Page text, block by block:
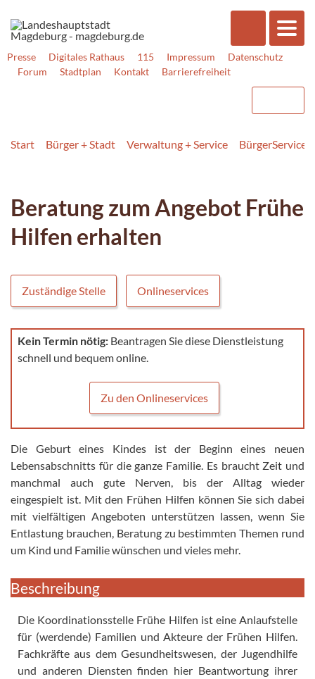
Presse Digitales Rathaus 115 Impressum
Datenschutz
Forum
Stadtplan Kontakt Barrierefreiheit
Start Bürger + Stadt Verwaltung + Service BürgerService
Beratung zum Angebot Frühe
Hilfen erhalten
Zuständige Stelle Onlineservices
Kein Termin nötig: Beantragen Sie diese Dienstleistung
schnell und bequem online.
Zu den Onlineservices
Die Geburt eines Kindes ist der Beginn eines neuen
Lebensabschnitts für die ganze Familie. Es braucht Zeit und
manchmal auch gute Nerven, bis der Alltag wieder
eingespielt ist. Mit den Frühen Hilfen können Sie sich dabei
mit vielfältigen Angeboten unterstützen lassen, wenn Sie
Entlastung brauchen, Beratung zu bestimmten Themen rund
um Kind und Familie wünschen und vieles mehr.
Beschreibung
Die Koordinationsstelle Frühe Hilfen ist eine Anlaufstelle
für (werdende) Familien und Akteure der Frühen Hilfen.
Fachkräfte aus dem Gesundheitswesen, der Jugendhilfe
und anderen Diensten finden hier Beantwortung ihrer